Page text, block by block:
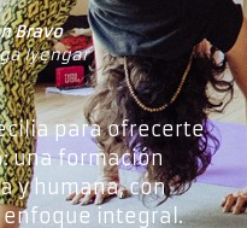
Bravo
Iyengar
para ofrecerte
una formación
y humana, con
integral.